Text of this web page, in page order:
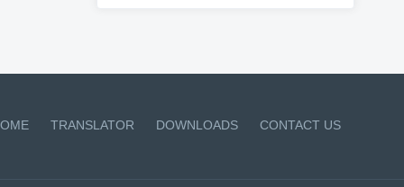
TRANSLATOR DOWNLOADS CONTACT US